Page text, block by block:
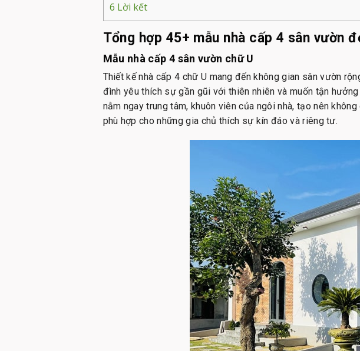
6 Lời kết
Tổng hợp 45+ mẫu nhà cấp 4 sân vườn
Mẫu nhà cấp 4 sân vườn chữ U
Thiết kế nhà cấp 4 chữ U mang đến không gian sân vườn
đình yêu thích sự gần gũi với thiên nhiên và muốn tận
nằm ngay trung tâm, khuôn viên của ngôi nhà, tạo nên
phù hợp cho những gia chủ thích sự kín đáo và riêng tư.